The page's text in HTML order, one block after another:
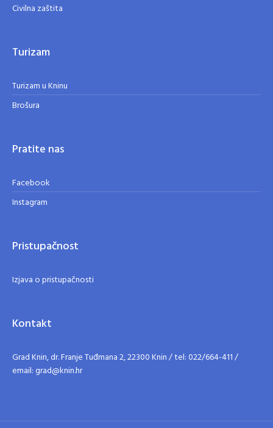
Civilna zaštita
Turizam
Turizam u Kninu
Brošura
Pratite nas
Facebook
Instagram
Pristupačnost
Izjava o pristupačnosti
Kontakt
Grad Knin, dr. Franje Tuđmana 2, 22300 Knin / tel: 022/664-411 /
email: grad@knin.hr